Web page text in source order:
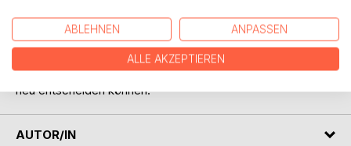
und gedanklichen Mitteln der menschlichen Vernunft
zeitgemäß verständlich dargestellt werden, ohne es
inhaltlich zu verändern und einer Beliebigkeit preiszugeben,
so dass sich die Menschen in unserer Gesellschaft wieder
neu entscheiden können.
AUTOR/IN
ABLEHNEN ANPASSEN
ALLE AKZEPTIEREN